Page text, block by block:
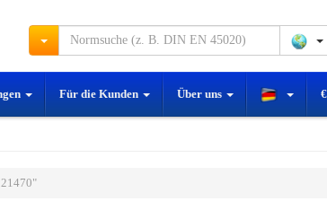
Für die Kunden Über uns €